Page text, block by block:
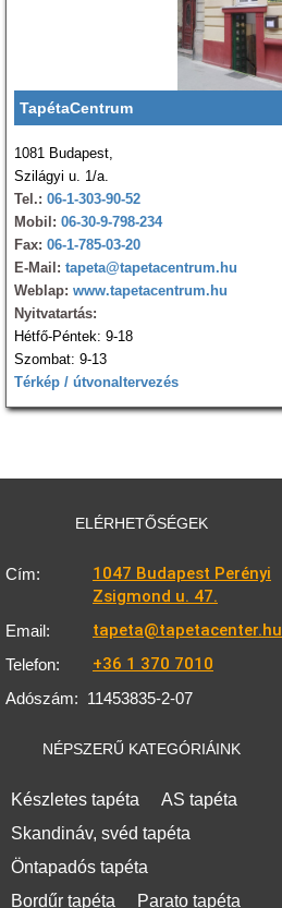
TapétaCentrum
1081 Budapest,
Szilágyi u. 1/a.
Tel.: 06-1-303-90-52
Mobil: 06-30-9-798-234
Fax: 06-1-785-03-20
E-Mail: tapeta@tapetacentrum.hu
Weblap: www.tapetacentrum.hu
Nyitvatartás:
Hétfő-Péntek: 9-18
Szombat: 9-13
Térkép / útvonaltervezés
ELÉRHETŐSÉGEK
Cím:
1047 Budapest Perényi
Zsigmond u. 47.
Email: tapeta@tapetacenter.hu
Telefon: +36 1 370 7010
Adószám: 11453835-2-07
NÉPSZERŰ KATEGÓRIÁINK
Készletes tapéta
AS tapéta
Skandináv, svéd tapéta
Öntapadós tapéta
Bordűr tapéta
Parato tapéta